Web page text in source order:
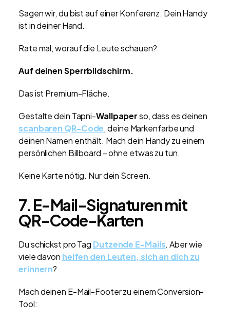
Sagen wir, du bist auf einer Konferenz. Dein Handy
ist in deiner Hand.
Rate mal, worauf die Leute schauen?
Auf deinen Sperrbildschirm.
Das ist Premium-Fläche.
Gestalte dein Tapni-Wallpaperso, dass es deinen
scanbaren QR-Code, deine Markenfarbe und
deinen Namen enthält. Mach dein Handy zu einem
persönlichen Billboard – ohne etwas zu tun.
Keine Karte nötig. Nur dein Screen.
7. E-Mail-Signaturen mit
QR-Code-Karten
Du schickst pro Tag Dutzende E-Mails. Aber wie
viele davon helfen den Leuten, sich an dich zu
erinnern?
Mach deinen E-Mail-Footer zu einem Conversion-
Tool: